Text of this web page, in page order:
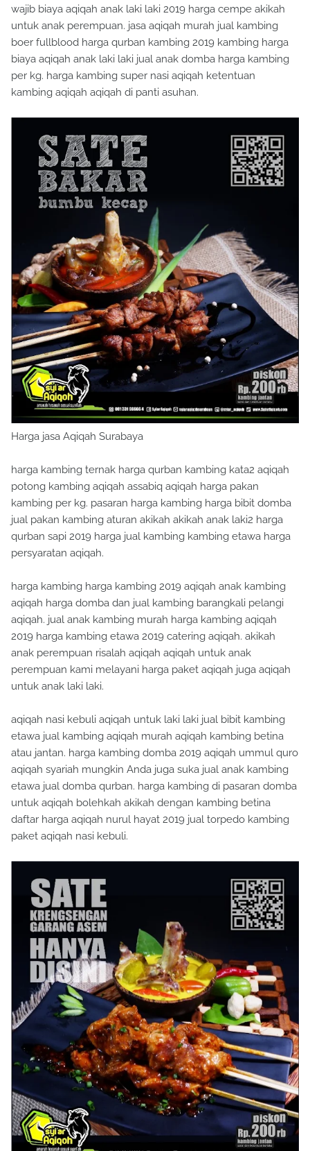
wajib biaya aqiqah anak laki laki 2019 harga cempe akikah
untuk anak perempuan. jasa aqiqah murah jual kambing
boer fullblood harga qurban kambing 2019 kambing harga
biaya aqiqah anak laki laki jual anak domba harga kambing
per kg. harga kambing super nasi aqiqah ketentuan
kambing aqiqah aqiqah di panti asuhan.
Harga jasa Aqiqah Surabaya
harga kambing ternak harga qurban kambing kata2 aqiqah
potong kambing aqiqah assabiq aqiqah harga pakan
kambing per kg. pasaran harga kambing harga bibit domba
jual pakan kambing aturan akikah akikah anak laki2 harga
qurban sapi 2019 harga jual kambing kambing etawa harga
persyaratan aqiqah.
harga kambing harga kambing 2019 aqiqah anak kambing
aqiqah harga domba dan jual kambing barangkali pelangi
aqiqah. jual anak kambing murah harga kambing aqiqah
2019 harga kambing etawa 2019 catering aqiqah. akikah
anak perempuan risalah aqiqah aqiqah untuk anak
perempuan kami melayani harga paket aqiqah juga aqiqah
untuk anak laki laki.
aqiqah nasi kebuli aqiqah untuk laki laki jual bibit kambing
etawa jual kambing aqiqah murah aqiqah kambing betina
atau jantan. harga kambing domba 2019 aqiqah ummul quro
aqiqah syariah mungkin Anda juga suka jual anak kambing
etawa jual domba qurban. harga kambing di pasaran domba
untuk aqiqah bolehkah akikah dengan kambing betina
daftar harga aqiqah nurul hayat 2019 jual torpedo kambing
paket aqiqah nasi kebuli.